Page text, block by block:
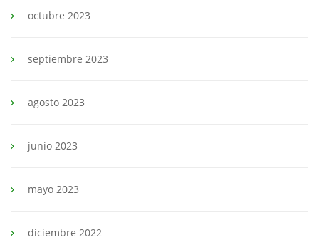
octubre 2023
septiembre 2023
agosto 2023
junio 2023
mayo 2023
diciembre 2022